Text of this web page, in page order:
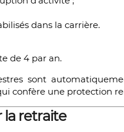
dans la carrière.
de 4 par an.
sont
confère une protection
la retraite